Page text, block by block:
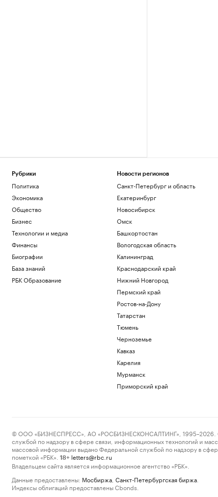
Рубрики
Политика
Экономика
Общество
Бизнес
Технологии и медиа
Финансы
Биографии
База знаний
РБК Образование
Новости регионов
Санкт-Петербург и область
Екатеринбург
Новосибирск
Омск
Башкортостан
Вологодская область
Калининград
Краснодарский край
Нижний Новгород
Пермский край
Ростов-на-Дону
Татарстан
Тюмень
Черноземье
Кавказ
Карелия
Мурманск
Приморский край
© ООО «БИЗНЕСПРЕСС», АО «РОСБИЗНЕСКОНСАЛТИНГ», 1995–2026.
службой по надзору в сфере связи, информационных технологий и
массовой информации выдано Федеральной службой по надзору в
пометкой «РБК».
18+ letters@rbc.ru
Владельцем сайта является информационное агентство «РБК».
Данные предоставлены: Мосбиржа Санкт-Петербургская биржа
Индексы облигаций предоставлены Cbonds.